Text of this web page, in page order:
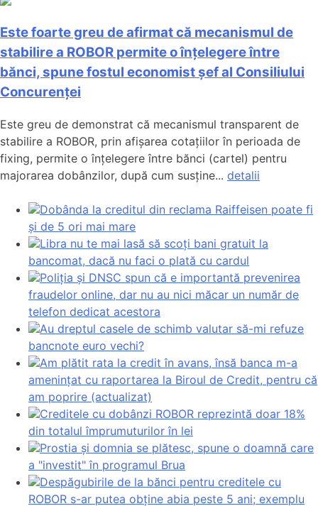
Este foarte greu de afirmat că mecanismul de
stabilire a ROBOR permite o înțelegere între
bănci, spune fostul economist șef al Consiliului
Concurenței
Este greu de demonstrat că mecanismul transparent de
stabilire a ROBOR, prin afișarea cotațiilor în perioada de
fixing, permite o înțelegere între bănci (cartel) pentru
majorarea dobânzilor, după cum susține... detalii
Dobânda la creditul din reclama Raiffeisen poate fi
și de 5 ori mai mare
Libra nu te mai lasă să scoți bani gratuit la
bancomat, dacă nu faci o plată cu cardul
Poliția și DNSC spun că e importantă prevenirea
fraudelor online, dar nu au nici măcar un număr de
telefon dedicat acestora
Au dreptul casele de schimb valutar să-mi refuze
bancnote euro vechi?
Am plătit rata la credit în avans, însă banca m-a
amenințat cu raportarea la Biroul de Credit, pentru că
am poprire (actualizat)
Creditele cu dobânzi ROBOR reprezintă doar 18%
din totalul împrumuturilor în lei
Prostia și domnia se plătesc, spune o doamnă care
a "investit" în programul Brua
Despăgubirile de la bănci pentru creditele cu
ROBOR s-ar putea obține abia peste 5 ani; exemplu